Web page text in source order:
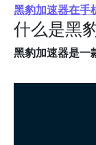
黑豹加速器在手
什么是黑
黑豹加速器是一